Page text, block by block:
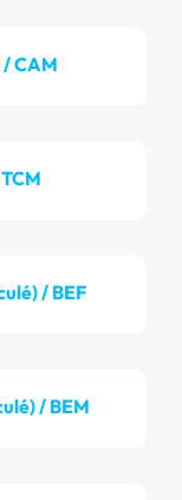
CAM
/ BEF
/ BEM